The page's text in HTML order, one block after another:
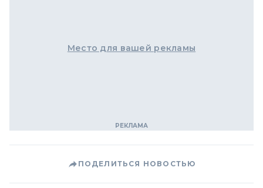
Место для вашей рекламы
ПОДЕЛИТЬСЯ НОВОСТЬЮ